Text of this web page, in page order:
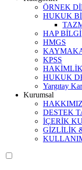
ÖRNEK
HUKUK
HAP BİLGİ
HMGS
KPSS
HUKUK
Yargıtay
Kurumsal
DESTEK
İÇERİK
GİZLİLİK